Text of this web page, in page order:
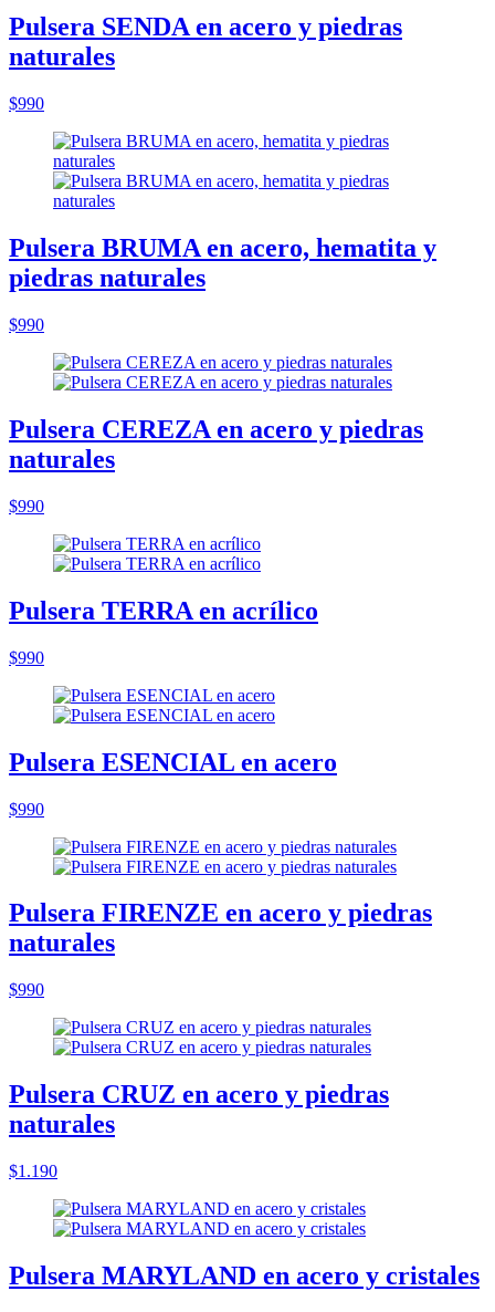
Pulsera SENDA en acero y piedras
naturales
$990
Pulsera BRUMA en acero, hematita y
piedras naturales
$990
Pulsera CEREZA en acero y piedras
naturales
$990
Pulsera TERRA en acrílico
$990
Pulsera ESENCIAL en acero
$990
Pulsera FIRENZE en acero y piedras
naturales
$990
Pulsera CRUZ en acero y piedras
naturales
$1.190
Pulsera MARYLAND en acero y cristales